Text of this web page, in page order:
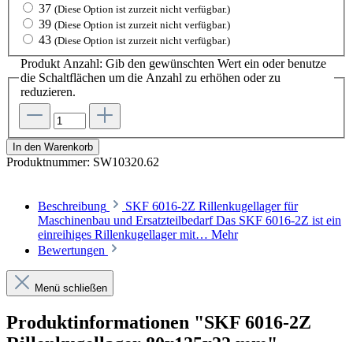
37 (Diese Option ist zurzeit nicht verfügbar.)
39 (Diese Option ist zurzeit nicht verfügbar.)
43 (Diese Option ist zurzeit nicht verfügbar.)
Produkt Anzahl: Gib den gewünschten Wert ein oder benutze
die Schaltflächen um die Anzahl zu erhöhen oder zu
reduzieren.
In den Warenkorb
Produktnummer: SW10320.62
Beschreibung
SKF 6016-2Z Rillenkugellager für
Maschinenbau und Ersatzteilbedarf Das SKF 6016-2Z ist ein
einreihiges Rillenkugellager mit… Mehr
Bewertungen
Menü schließen
Produktinformationen "SKF 6016-2Z